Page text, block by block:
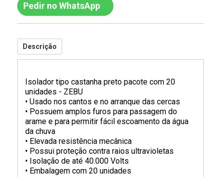
Pedir no WhatsApp
Descrição
Isolador tipo castanha preto pacote com 20
unidades - ZEBU
• Usado nos cantos e no arranque das cercas
• Possuem amplos furos para passagem do
arame e para permitir fácil escoamento da água
da chuva
• Elevada resistência mecânica
• Possui proteção contra raios ultravioletas
• Isolação de até 40.000 Volts
• Embalagem com 20 unidades